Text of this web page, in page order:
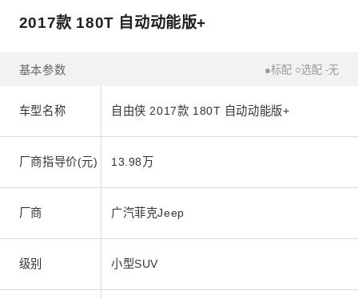
2017款 180T 自动动能版+
基本参数 ●标配 ○选配 -无
车型名称 自由侠 2017款 180T 自动动能版+
厂商指导价(元) 13.98万
厂商 广汽菲克Jeep
级别 小型SUV